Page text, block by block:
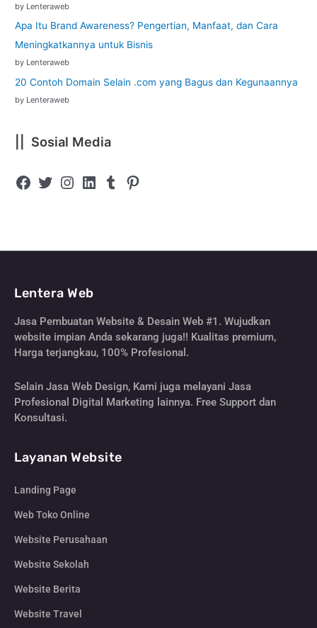
by Lenteraweb
Apa Itu Brand Awareness? Pengertian, Manfaat, dan Cara
Meningkatkannya untuk Bisnis
by Lenteraweb
20 Contoh Domain Selain .com yang Bagus dan Kegunaannya
by Lenteraweb
|| Sosial Media
Lentera Web
Jasa Pembuatan Website & Desain Web #1. Wujudkan
website impian Anda sekarang juga!! Kualitas premium,
Harga terjangkau, 100% Profesional.
Selain Jasa Web Design, Kami juga melayani Jasa
Profesional Digital Marketing lainnya. Free Support dan
Konsultasi.
Layanan Website
Landing Page
Web Toko Online
Website Perusahaan
Website Sekolah
Website Berita
Website Travel